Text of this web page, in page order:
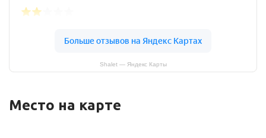
Shalet — Яндекс Карты
Место на карте